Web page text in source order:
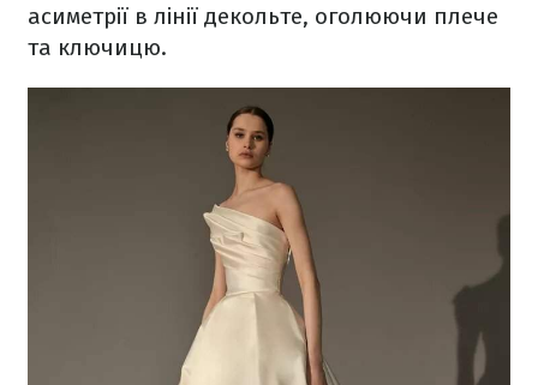
асиметрії в лінії декольте, оголюючи плече
та ключицю.